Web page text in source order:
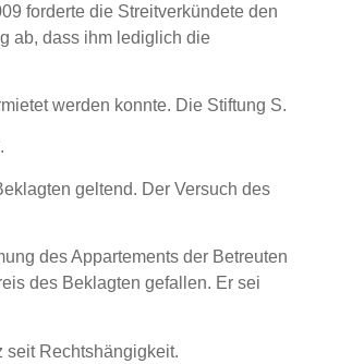
forderte die Streitverkündete den
ab, dass ihm lediglich die
werden konnte. Die Stiftung S.
geltend. Der Versuch des
des Appartements der Betreuten
des Beklagten gefallen. Er sei
seit Rechtshängigkeit.